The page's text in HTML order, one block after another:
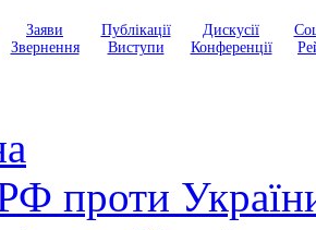
Заяви
Звернення
Публікації
Виступи
Дискусії
Конференції
проти